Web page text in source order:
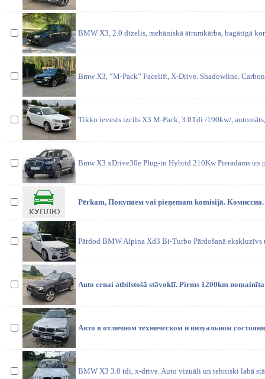
BMW X3, 2.0 dīzelis, mehāniskā ātrumkārba, bagātīgā
Bmw X3, “M-Pack” Facelift, X-Drive. Shadowline.
Tikko ievests izcils X3 M-Pack, 3.0Tdi /190kw/,
Bmw X3 xDrive30e Plug-in Hybrid 210Kw Pierādāms un
Pērkam, Покупаем vai pieņemam komisijā.
Pārdod BMW Alpina Xd3 Bi-Turbo Pārdošanā ekskluzīvs
Auto cenai atbilstošā stāvoklī. Pirms 1200km
Авто в отличном техническом и визуальном
BMW X3 3.0 tdi, x-drive. Auto vizuāli un tehniski labā